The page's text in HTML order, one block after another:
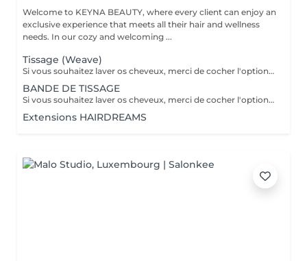
Welcome to KEYNA BEAUTY, where every client can enjoy an
exclusive experience that meets all their hair and wellness
needs. In our cozy and welcoming ...
Tissage (Weave)
Si vous souhaitez laver os cheveux, merci de cocher l'option correspondante dans les prestations et combiner avec la coiffure selon ce qui est disponible. merci de contacter le salon pour vérifier la disponibilité des cheveux. Important: cheveux sans tresse ni noeuds à l'arrivée; tout noeuds ou tressage entraîne l'annulation et 50% de la prestation est retenu. Toute arrivée retardée de 15-30 minutes ou plus entraînera l'annulation automatique du rendez-vous.
BANDE DE TISSAGE
Si vous souhaitez laver os cheveux, merci de cocher l'option correspondante dans les prestations et combiner avec la coiffure selon ce qui est disponible. merci de contacter le salon pour vérifier la disponibilité des cheveux. Important: cheveux sans tresse ni noeuds à l'arrivée; tout noeuds ou tressage entraîne l'annulation et 50% de la prestation est retenu. Toute arrivée retardée de 15-30 minutes ou plus entraînera l'annulation automatique du rendez-vous.
Extensions HAIRDREAMS